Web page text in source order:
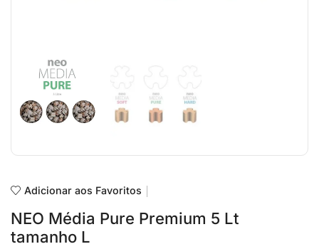
Adicionar aos Favoritos
NEO Média Pure Premium 5 Lt
tamanho L